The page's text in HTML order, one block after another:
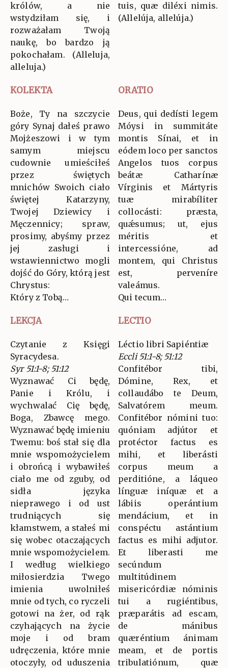
królów, a nie
wstydziłam się, i
rozważałam Twoją
naukę, bo bardzo ją
pokochałam. (Alleluja,
alleluja.)
tuis, quæ diléxi nimis.
(Allelúja, allelúja.)
KOLEKTA ORATIO
Boże, Ty na szczycie
góry Synaj dałeś prawo
Mojżeszowi i w tym
samym miejscu
cudownie umieściłeś
przez świętych
mnichów Swoich ciało
świętej Katarzyny,
Twojej Dziewicy i
Męczennicy; spraw,
prosimy, abyśmy przez
jej zasługi i
wstawiennictwo mogli
dojść do Góry, którą jest
Chrystus:
Który z Tobą…
Deus, qui dedísti legem
Móysi in summitáte
montis Sínai, et in
eódem loco per sanctos
Angelos tuos corpus
beátæ Catharínæ
Vírginis et Mártyris
tuæ mirabíliter
collocásti: præsta,
quǽsumus; ut, ejus
méritis et
intercessióne, ad
montem, qui Christus
est, perveníre
valeámus.
Qui tecum…
LEKCJA LECTIO
Czytanie z Księgi
Syracydesa.
Syr 51:1-8; 51:12
Wyznawać Ci będę,
Panie i Królu, i
wychwalać Cię będę,
Boga, Zbawcę mego.
Wyznawać będę imieniu
Twemu: boś stał się dla
mnie wspomożycielem
i obrońcą i wybawiłeś
ciało me od zguby, od
sidła języka
nieprawego i od ust
trudniących się
kłamstwem, a stałeś mi
się wobec otaczających
mnie wspomożycielem.
I według wielkiego
miłosierdzia Twego
imienia uwolniłeś
mnie od tych, co ryczeli
gotowi na żer, od rąk
czyhających na życie
moje i od bram
udręczenia, które mnie
otoczyły, od uduszenia
Léctio libri Sapiéntiæ
Eccli 51:1-8; 51:12
Confitébor tibi,
Dómine, Rex, et
collaudábo te Deum,
Salvatórem meum.
Confitébor nómini tuo:
quóniam adjútor et
protéctor factus es
mihi, et liberásti
corpus meum a
perditióne, a láqueo
línguæ iníquæ et a
lábiis operántium
mendácium, et in
conspéctu astántium
factus es mihi adjutor.
Et liberasti me
secúndum
multitúdinem
misericórdiæ nóminis
tui a rugiéntibus,
præparátis ad escam,
de mánibus
quæréntium ánimam
meam, et de portis
tribulatiónum, quæ